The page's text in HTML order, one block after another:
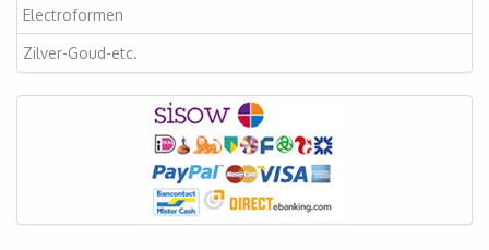
Electroformen
Zilver-Goud-etc.